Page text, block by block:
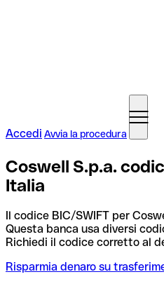
Accedi Avvia la procedura
Coswell S.p.a.
Italia
Il codice BIC/SWIFT per
Questa banca usa diversi
Richiedi il codice corretto al
Risparmia denaro su